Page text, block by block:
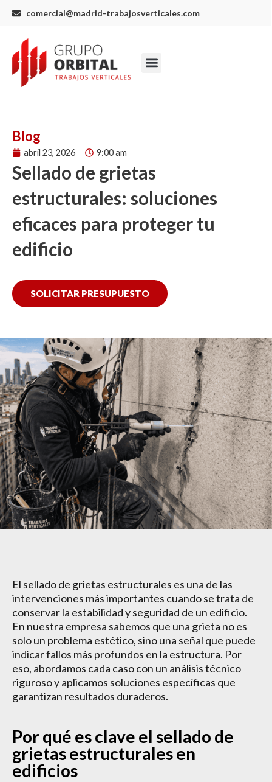
comercial@madrid-trabajosverticales.com
Menu
Blog
abril 23, 2026 9:00 am
Sellado de grietas
estructurales: soluciones
eficaces para proteger tu
edificio
SOLICITAR PRESUPUESTO
El sellado de grietas estructurales es una de las
intervenciones más importantes cuando se trata de
conservar la estabilidad y seguridad de un edificio.
En nuestra empresa sabemos que una grieta no es
solo un problema estético, sino una señal que puede
indicar fallos más profundos en la estructura. Por
eso, abordamos cada caso con un análisis técnico
riguroso y aplicamos soluciones específicas que
garantizan resultados duraderos.
Por qué es clave el sellado de
grietas estructurales en
edificios